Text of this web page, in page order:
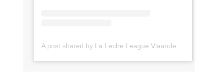
A post shared by La Leche League Vlaanderen (@lll_vlaanderen)